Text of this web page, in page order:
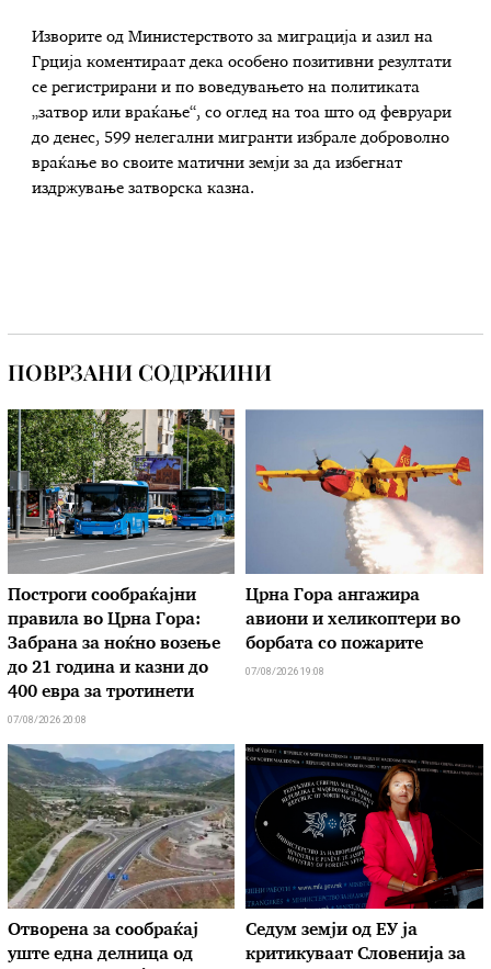
Изворите од Министерството за миграција и азил на
Грција коментираат дека особено позитивни резултати
се регистрирани и по воведувањето на политиката
„затвор или враќање“, со оглед на тоа што од февруари
до денес, 599 нелегални мигранти избрале доброволно
враќање во своите матични земји за да избегнат
издржување затворска казна.
ПОВРЗАНИ СОДРЖИНИ
Построги сообраќајни
правила во Црна Гора:
Забрана за ноќно возење
до 21 година и казни до
400 евра за тротинети
07/08/2026 20:08
Црна Гора ангажира
авиони и хеликоптери во
борбата со пожарите
07/08/2026 19:08
Отворена за сообраќај
уште една делница од
Седум земји од ЕУ ја
критикуваат Словенија за